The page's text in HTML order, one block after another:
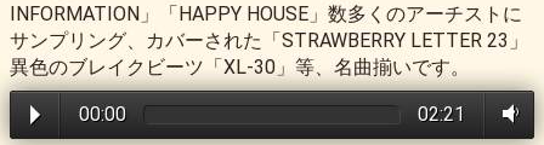
INFORMATION」「HAPPY HOUSE」数多くのアーチストに
サンプリング、カバーされた「STRAWBERRY LETTER 23」
異色のブレイクビーツ「XL-30」等、名曲揃いです。
00:00 02:21